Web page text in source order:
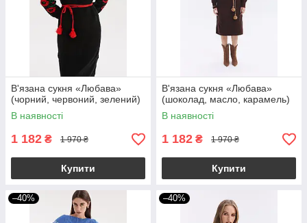
В'язана сукня «Любава»
(чорний, червоний, зелений)
В наявності
1 182 ₴ 1 970 ₴
Купити
В'язана сукня «Любава»
(шоколад, масло, карамель)
В наявності
1 182 ₴ 1 970 ₴
Купити
–40% –40%